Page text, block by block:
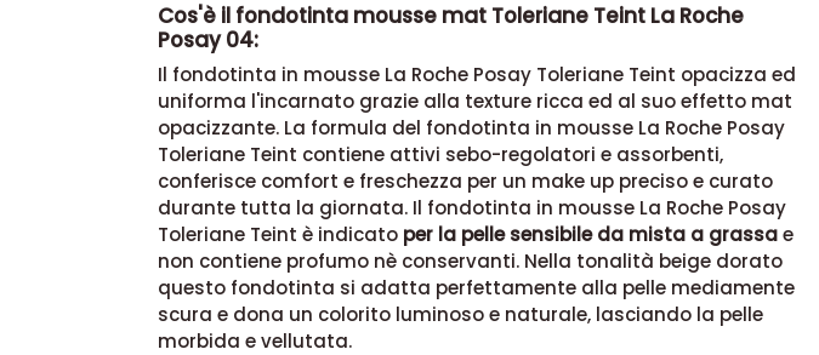
Cos'è il fondotinta mousse mat Toleriane Teint La Roche
Posay 04:
Il fondotinta in mousse La Roche Posay Toleriane Teint opacizza ed
uniforma l'incarnato grazie alla texture ricca ed al suo effetto mat
opacizzante. La formula del fondotinta in mousse La Roche Posay
Toleriane Teint contiene attivi sebo-regolatori e assorbenti,
conferisce comfort e freschezza per un make uppreciso e curato
durante tutta la giornata. Il fondotinta in mousse La Roche Posay
Toleriane Teint è indicatoper la pelle sensibile da mista a grassae
non contieneprofumo nè conservanti. Nella tonalità beige dorato
questo fondotinta si adatta perfettamente alla pelle mediamente
scura e dona un colorito luminoso e naturale, lasciando la pelle
morbida e vellutata.